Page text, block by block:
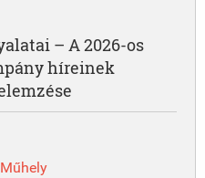
– A 2026-os
híreinek